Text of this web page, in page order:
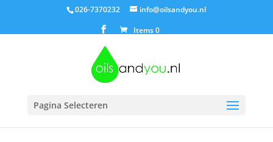
026-7370232
info@oilsandyou.nl
Items 0
Pagina Selecteren